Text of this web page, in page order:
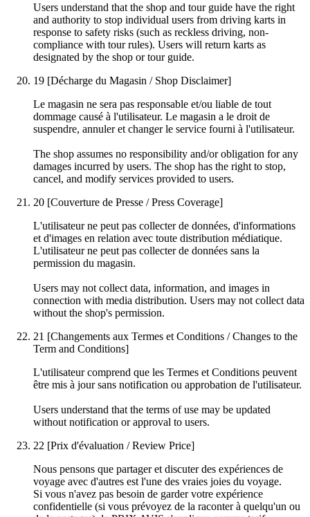
Users understand that the shop and tour guide have the right
and authority to stop individual users from driving karts in
response to safety risks (such as reckless driving, non-
compliance with tour rules). Users will return karts as
designated by the shop or tour guide.
19 [Décharge du Magasin / Shop Disclaimer]
Le magasin ne sera pas responsable et/ou liable de tout
dommage causé à l'utilisateur. Le magasin a le droit de
suspendre, annuler et changer le service fourni à l'utilisateur.
The shop assumes no responsibility and/or obligation for any
damages incurred by users. The shop has the right to stop,
cancel, and modify services provided to users.
20 [Couverture de Presse / Press Coverage]
L'utilisateur ne peut pas collecter de données, d'informations
et d'images en relation avec toute distribution médiatique.
L'utilisateur ne peut pas collecter de données sans la
permission du magasin.
Users may not collect data, information, and images in
connection with media distribution. Users may not collect data
without the shop's permission.
21 [Changements aux Termes et Conditions / Changes to the
Term and Conditions]
L'utilisateur comprend que les Termes et Conditions peuvent
être mis à jour sans notification ou approbation de l'utilisateur.
Users understand that the terms of use may be updated
without notification or approval to users.
22 [Prix d'évaluation / Review Price]
Nous pensons que partager et discuter des expériences de
voyage avec d'autres est l'une des vraies joies du voyage.
Si vous n'avez pas besoin de garder votre expérience
confidentielle (si vous prévoyez de la raconter à quelqu'un ou